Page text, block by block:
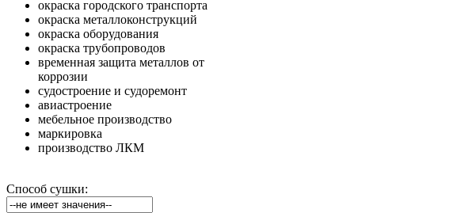
окраска городского транспорта
окраска металлоконструкций
окраска оборудования
окраска трубопроводов
временная защита металлов от
коррозии
судостроение и судоремонт
авиастроение
мебельное производство
маркировка
производство ЛКМ
Способ сушки: